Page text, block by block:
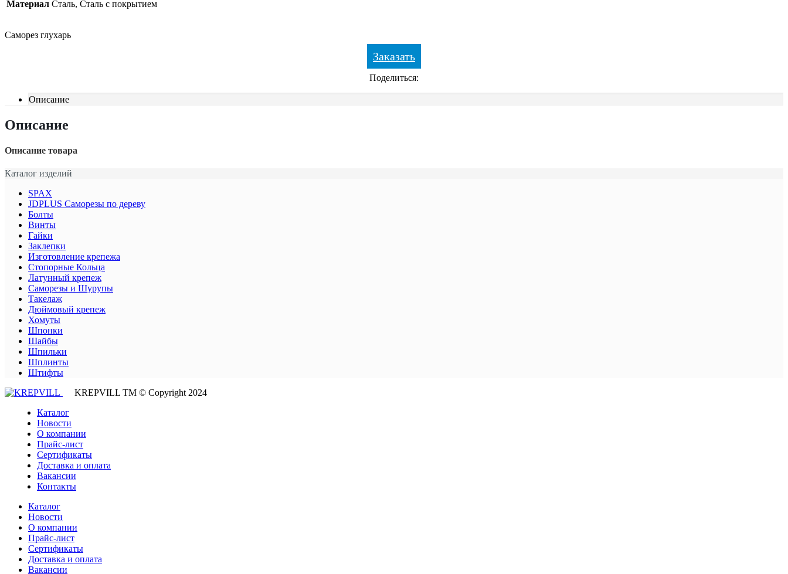
Материал Сталь, Сталь с покрытием
Саморез глухарь
Заказать
Поделиться:
Описание
Описание
Описание товара
Каталог изделий
SPAX
JDPLUS Саморезы по дереву
Болты
Винты
Гайки
Заклепки
Изготовление крепежа
Стопорные Кольца
Латунный крепеж
Саморезы и Шурупы
Такелаж
Дюймовый крепеж
Хомуты
Шпонки
Шайбы
Шпильки
Шплинты
Штифты
KREPVILL ТМ © Copyright 2024
Каталог
Новости
О компании
Прайс-лист
Сертификаты
Доставка и оплата
Вакансии
Контакты
Каталог
Новости
О компании
Прайс-лист
Сертификаты
Доставка и оплата
Вакансии